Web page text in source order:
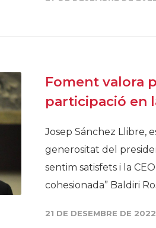
Foment valora
participació en
Josep Sánchez Llibre,
generositat del
sentim satisfets i la
cohesionada” Baldiri
21 DE DESEMBRE DE 2022